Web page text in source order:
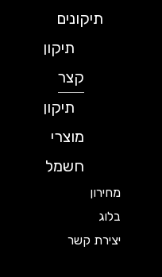
תיקונים
תיקון
תיקון
מוצרי
חשמל
מחירון
יצירת קשר